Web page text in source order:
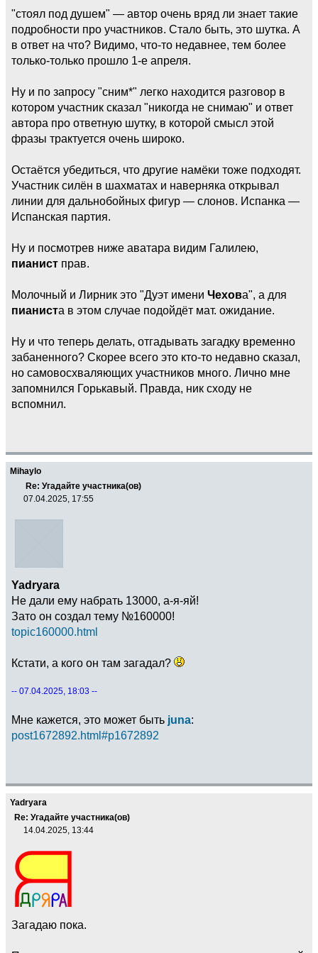
"стоял под душем" — автор очень вряд ли знает такие
подробности про участников. Стало быть, это шутка. А
в ответ на что? Видимо, что-то недавнее, тем более
только-только прошло 1-е апреля.
Ну и по запросу "сним*" легко находится разговор в
котором участник сказал "никогда не снимаю" и ответ
автора про ответную шутку, в которой смысл этой
фразы трактуется очень широко.
Остаётся убедиться, что другие намёки тоже подходят.
Участник силён в шахматах и наверняка открывал
линии для дальнобойных фигур — слонов. Испанка —
Испанская партия.
Ну и посмотрев ниже аватара видим Галилею,
пианист прав.
Молочный и Лирник это "Дуэт имени Чехова", а для
пианиста в этом случае подойдёт мат. ожидание.
Ну и что теперь делать, отгадывать загадку временно
забаненного? Скорее всего это кто-то недавно сказал,
но самовосхваляющих участников много. Лично мне
запомнился Горькавый. Правда, ник сходу не
вспомнил.
Mihaylo
Re: Угадайте участника(ов)
07.04.2025, 17:55
Yadryara
Не дали ему набрать 13000, а-я-яй!
Зато он создал тему №160000!
topic160000.html
Кстати, а кого он там загадал?
-- 07.04.2025, 18:03 --
Мне кажется, это может быть juna:
post1672892.html#p1672892
Yadryara
Re: Угадайте участника(ов)
14.04.2025, 13:44
Загадаю пока.